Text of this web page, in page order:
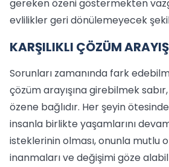
gereken özeni göstermekten
evlilikler geri dönülemeyecek
KARŞILIKLI ÇÖZÜM
Sorunları zamanında fark
çözüm arayışına girebilmek
özene bağlıdır. Her şeyin
insanla birlikte yaşamlarını
isteklerinin olması, onunla mutlu
inanmaları ve değişimi göze